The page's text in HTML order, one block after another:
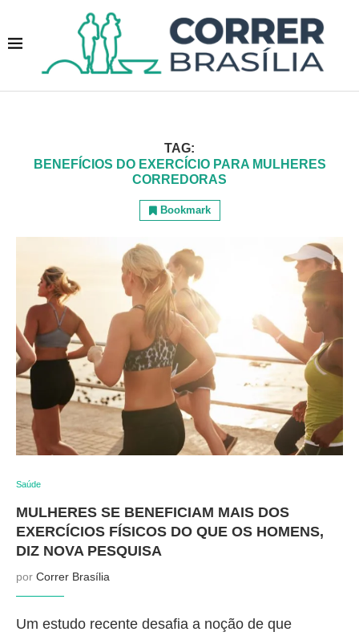
TAG:
BENEFÍCIOS DO EXERCÍCIO PARA MULHERES
CORREDORAS
Bookmark
Saúde
MULHERES SE BENEFICIAM MAIS DOS
EXERCÍCIOS FÍSICOS DO QUE OS HOMENS,
DIZ NOVA PESQUISA
por Correr Brasília
Um estudo recente desafia a noção de que